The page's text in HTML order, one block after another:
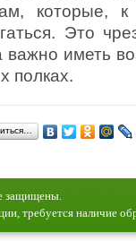
которые,
Это
важно иметь
полках.
защищены.
требуется наличие